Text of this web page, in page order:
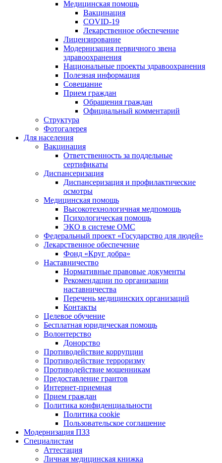
Медицинская помощь
Вакцинация
COVID-19
Лекарственное обеспечение
Лицензирование
Модернизация первичного звена
здравоохранения
Национальные проекты здравоохранения
Полезная информация
Совещание
Прием граждан
Обращения граждан
Официальный комментарий
Структура
Фотогалерея
Для населения
Вакцинация
Ответственность за поддельные
сертификаты
Диспансеризация
Диспансеризация и профилактические
осмотры
Медицинская помощь
Высокотехнологичная медпомощь
Психологическая помощь
ЭКО в системе ОМС
Федеральный проект «Государство для людей»
Лекарственное обеспечение
Фонд «Круг добра»
Наставничество
Нормативные правовые документы
Рекомендации по организации
наставничества
Перечень медицинских организаций
Контакты
Целевое обучение
Бесплатная юридическая помощь
Волонтерство
Донорство
Противодействие коррупции
Противодействие терроризму
Противодействие мошенникам
Предоставление грантов
Интернет-приемная
Прием граждан
Политика конфиденциальности
Политика cookie
Пользовательское соглашение
Модернизация ПЗЗ
Специалистам
Аттестация
Личная медицинская книжка